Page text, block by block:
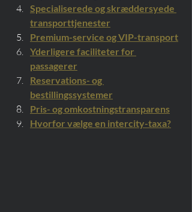
Specialiserede og skræddersyede
transporttjenester
Premium-service og VIP-transport
Yderligere faciliteter for
passagerer
Reservations- og
bestillingssystemer
Pris- og omkostningstransparens
Hvorfor vælge en intercity-taxa?